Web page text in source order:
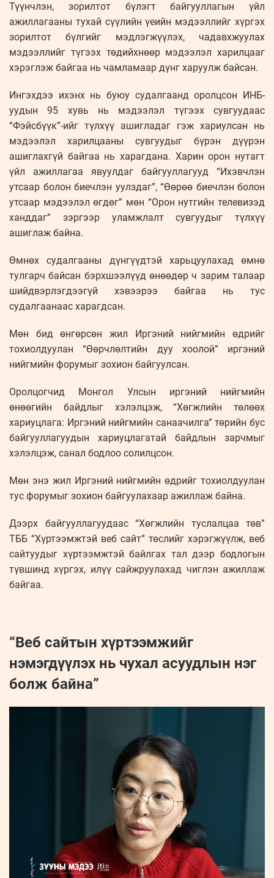
Түүнчлэн, зорилтот бүлэгт байгууллагын үйл
ажиллагааны тухай сүүлийн үеийн мэдээллийг хүргэх
зорилтот бүлгийг мэдлэгжүүлэх, чадавхжуулах
мэдээллийг түгээх төдийхнөөр мэдээлэл харилцааг
хэрэглэж байгаа нь чамламаар дүнг харуулж байсан.
Ингэхдээ ихэнх нь буюу судалгаанд оролцсон ИНБ-
уудын 95 хувь нь мэдээлэл түгээх сувгуудаас
“Фэйсбүүк”-ийг түлхүү ашигладаг гэж хариулсан нь
мэдээлэл харилцааны сувгуудыг бүрэн дүүрэн
ашиглахгүй байгаа нь харагдана. Харин орон нутагт
үйл ажиллагаа явуулдаг байгууллагууд “Ихэвчлэн
утсаар болон биечлэн уулздаг”, “Өөрөө биечлэн болон
утсаар мэдээлэл өгдөг” мөн “Орон нутгийн телевизэд
ханддаг” зэргээр уламжлалт сувгуудыг түлхүү
ашиглаж байна.
Өмнөх судалгааны дүнгүүдтэй харьцуулахад өмнө
тулгарч байсан бэрхшээлүүд өнөөдөр ч зарим талаар
шийдвэрлэгдээгүй хэвээрээ байгаа нь тус
судалгаанаас харагдсан.
Мөн бид өнгөрсөн жил Иргэний нийгмийн өдрийг
тохиолдуулан “Өөрчлөлтийн дуу хоолой” иргэний
нийгмийн форумыг зохион байгуулсан.
Оролцогчид Монгол Улсын иргэний нийгмийн
өнөөгийн байдлыг хэлэлцэж, “Хөгжлийн төлөөх
хариуцлага: Иргэний нийгмийн санаачилга” төрийн бус
байгууллагуудын хариуцлагатай байдлын зарчмыг
хэлэлцэж, санал бодлоо солилцсон.
Мөн энэ жил Иргэний нийгмийн өдрийг тохиолдуулан
тус форумыг зохион байгуулахаар ажиллаж байна.
Дээрх байгууллагуудаас “Хөгжлийн туслалцаа төв”
ТББ “Хүртээмжтэй веб сайт” төслийг хэрэгжүүлж, веб
сайтуудыг хүртээмжтэй байлгах тал дээр бодлогын
түвшинд хүргэх, илүү сайжруулахад чиглэн ажиллаж
байгаа.
“Веб сайтын хүртээмжийг
нэмэгдүүлэх нь чухал асуудлын нэг
болж байна”